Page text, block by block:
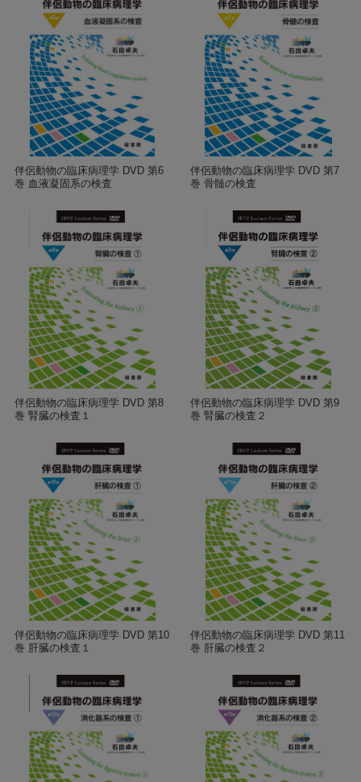
伴侶動物の臨床病理学 DVD 第6
巻 血液凝固系の検査
伴侶動物の臨床病理学 DVD 第7
巻 骨髄の検査
伴侶動物の臨床病理学 DVD 第8
巻 腎臓の検査１
伴侶動物の臨床病理学 DVD 第9
巻 腎臓の検査２
伴侶動物の臨床病理学 DVD 第10
巻 肝臓の検査１
伴侶動物の臨床病理学 DVD 第11
巻 肝臓の検査２